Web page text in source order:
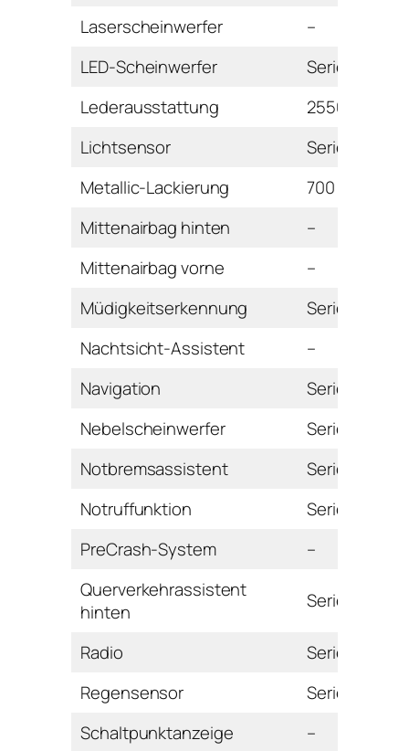
Laserscheinwerfer
–
LED-Scheinwerfer
Serie
Lederausstattung
2550 Euro
Lichtsensor
Serie
Metallic-Lackierung
700 Euro
Mittenairbag hinten
–
Mittenairbag vorne
–
Müdigkeitserkennung
Serie
Nachtsicht-Assistent
–
Navigation
Serie
Nebelscheinwerfer
Serie
Notbremsassistent
Serie
Notruffunktion
Serie
PreCrash-System
–
Querverkehrassistent
hinten
Serie
Radio
Serie
Regensensor
Serie
Schaltpunktanzeige
–